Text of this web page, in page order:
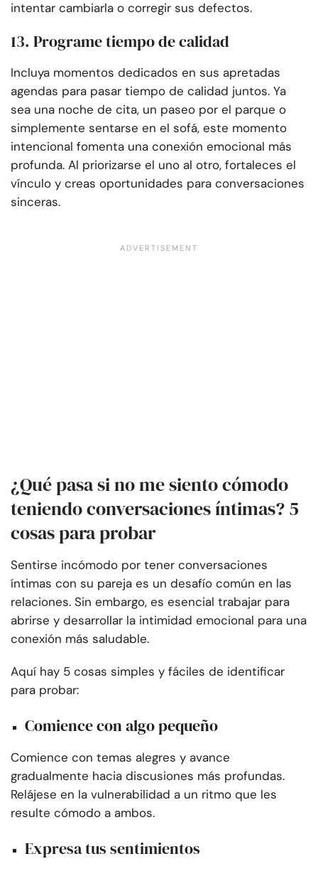
intentar cambiarla o corregir sus defectos.
13. Programe tiempo de calidad
Incluya momentos dedicados en sus apretadas
agendas para pasar tiempo de calidad juntos. Ya
sea una noche de cita, un paseo por el parque o
simplemente sentarse en el sofá, este momento
intencional fomenta una conexión emocional más
profunda. Al priorizarse el uno al otro, fortaleces el
vínculo y creas oportunidades para conversaciones
sinceras.
¿Qué pasa si no me siento cómodo
teniendo conversaciones íntimas? 5
cosas para probar
Sentirse incómodo por tener conversaciones
íntimas con su pareja es un desafío común en las
relaciones. Sin embargo, es esencial trabajar para
abrirse y desarrollar la intimidad emocional para una
conexión más saludable.
Aquí hay 5 cosas simples y fáciles de identificar
para probar:
Comience con algo pequeño
Comience con temas alegres y avance
gradualmente hacia discusiones más profundas.
Relájese en la vulnerabilidad a un ritmo que les
resulte cómodo a ambos.
Expresa tus sentimientos